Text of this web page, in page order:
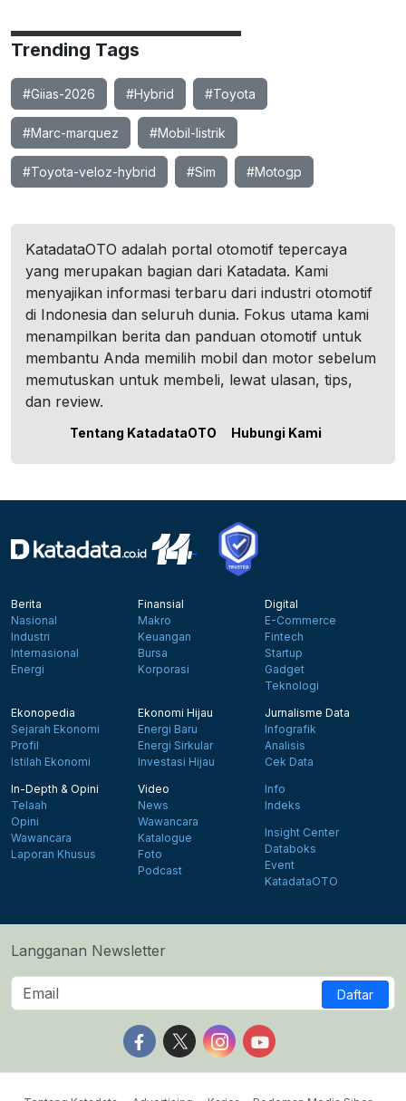
Trending Tags
#Giias-2026 #Hybrid #Toyota
#Marc-marquez #Mobil-listrik
#Toyota-veloz-hybrid #Sim #Motogp
KatadataOTO adalah portal otomotif tepercaya
yang merupakan bagian dari Katadata. Kami
menyajikan informasi terbaru dari industri otomotif
di Indonesia dan seluruh dunia. Fokus utama kami
menampilkan berita dan panduan otomotif untuk
membantu Anda memilih mobil dan motor sebelum
memutuskan untuk membeli, lewat ulasan, tips,
dan review.
Tentang KatadataOTO Hubungi Kami
Berita
Nasional
Industri
Internasional
Energi
Finansial
Makro
Keuangan
Bursa
Korporasi
Digital
E-Commerce
Fintech
Startup
Gadget
Teknologi
Ekonopedia
Sejarah Ekonomi
Profil
Istilah Ekonomi
Ekonomi Hijau
Energi Baru
Energi Sirkular
Investasi Hijau
Jurnalisme Data
Infografik
Analisis
Cek Data
In-Depth & Opini
Telaah
Opini
Wawancara
Laporan Khusus
Video
News
Wawancara
Katalogue
Foto
Podcast
Info
Indeks
Insight Center
Databoks
Event
KatadataOTO
Langganan Newsletter
Daftar
Follow us on Facebook
Follow us on X
Follow us on Instagram
Follow us on